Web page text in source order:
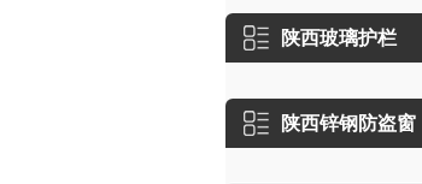
陕西玻璃护栏
陕西锌钢防盗窗